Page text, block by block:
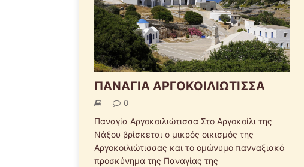
ΠΑΝΑΓΙΑ ΑΡΓΟΚΟΙΛΙΩΤΙΣΣΑ
0
Παναγία Αργοκοιλιώτισσα Στο Αργοκοίλι της
Νάξου βρίσκεται ο μικρός οικισμός της
Αργοκοιλιώτισσας και το ομώνυμο πανναξιακό
προσκύνημα της Παναγίας της